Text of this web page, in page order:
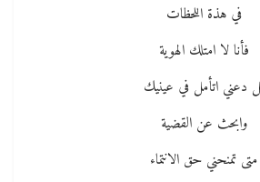
في هذة اللحظات
فأنا لا امتلك الهوية
دعني اتأمل في عينيك
وابحث عن القضية
متى تمنحني حق الانتماء